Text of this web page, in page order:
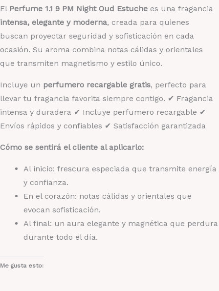
Recargable
Gratis
cantidad
El Perfume 1.1 9 PM Night Oud Estuche es una fragancia
intensa, elegante y moderna, creada para quienes
buscan proyectar seguridad y sofisticación en cada
ocasión. Su aroma combina notas cálidas y orientales
que transmiten magnetismo y estilo único.
Incluye un perfumero recargable gratis, perfecto para
llevar tu fragancia favorita siempre contigo. ✔ Fragancia
intensa y duradera ✔ Incluye perfumero recargable ✔
Envíos rápidos y confiables ✔ Satisfacción garantizada
Cómo se sentirá el cliente al aplicarlo:
Al inicio: frescura especiada que transmite energía
y confianza.
En el corazón: notas cálidas y orientales que
evocan sofisticación.
Al final: un aura elegante y magnética que perdura
durante todo el día.
Me gusta esto: